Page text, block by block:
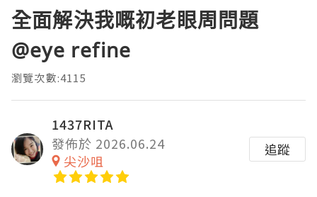
全面解決我嘅初老眼周問題
@eye refine
瀏覽次數:4115
1437RITA
發佈於 2026.06.24
尖沙咀
追蹤